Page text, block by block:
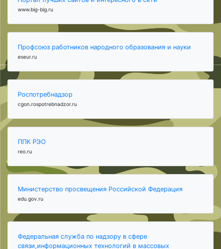
www.big-big.ru
Профсоюз работников народного образования и науки
eseur.ru
Роспотребнадзор
cgon.rospotrebnadzor.ru
ППК РЭО
reo.ru
Министерство просвещения Российской Федерация
edu.gov.ru
Федеральная служба по надзору в сфере
связи,информационных технологий в массовых